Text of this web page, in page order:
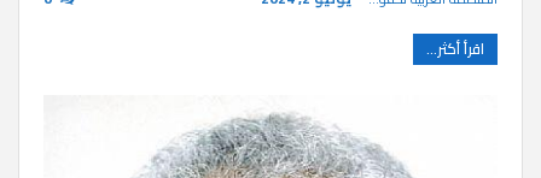
اقرأ أكثر...